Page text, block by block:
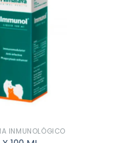
lista de
INMUNOLÓGICO